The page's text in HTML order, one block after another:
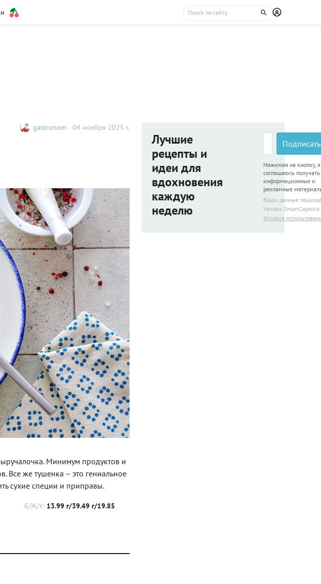
gastronom 04 ноября 2025 г.
Минимум продуктов и
Все же тушенка – это гениальное
сухие специи и приправы.
Б/Ж/У: 13.99 г/39.49 г/19.85
Лучшие
рецепты и
идеи для
вдохновения
каждую
неделю
Нажимая на кнопку, я
соглашаюсь получать
информационные и
рекламные
Ваши данные
Yandex SmartCaptcha
Условия